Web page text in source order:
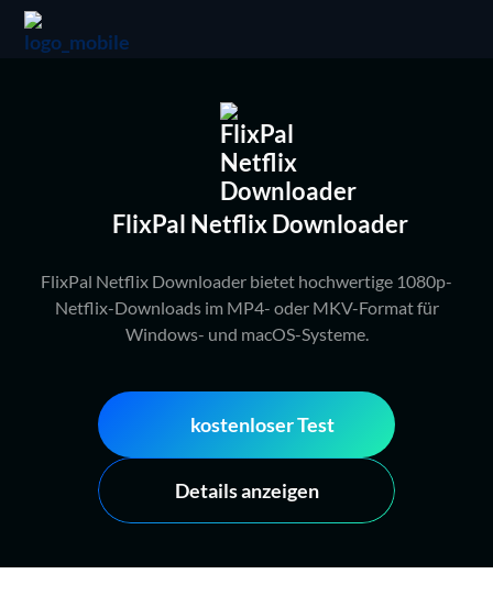
FlixPal Netflix Downloader
FlixPal Netflix Downloader bietet hochwertige 1080p-
Netflix-Downloads im MP4- oder MKV-Format für
Windows- und macOS-Systeme.
kostenloser Test
Details anzeigen